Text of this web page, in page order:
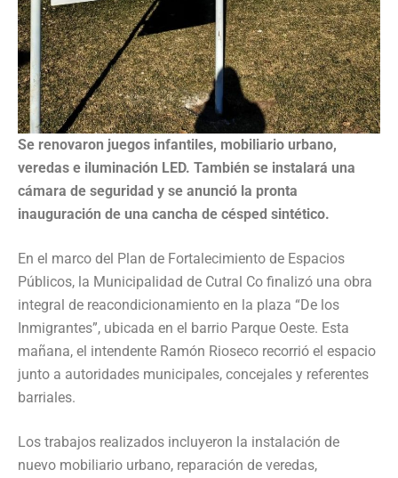
Se renovaron juegos infantiles, mobiliario urbano,
veredas e iluminación LED. También se instalará una
cámara de seguridad y se anunció la pronta
inauguración de una cancha de césped sintético.
En el marco del Plan de Fortalecimiento de Espacios
Públicos, la Municipalidad de Cutral Co finalizó una obra
integral de reacondicionamiento en la plaza “De los
Inmigrantes”, ubicada en el barrio Parque Oeste. Esta
mañana, el intendente Ramón Rioseco recorrió el espacio
junto a autoridades municipales, concejales y referentes
barriales.
Los trabajos realizados incluyeron la instalación de
nuevo mobiliario urbano, reparación de veredas,